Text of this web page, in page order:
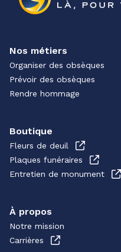
Nos métiers
Organiser des obsèques
Prévoir des obsèques
Rendre hommage
Boutique
Fleurs de deuil
Plaques funéraires
Entretien de monument
À propos
Notre mission
Carrières